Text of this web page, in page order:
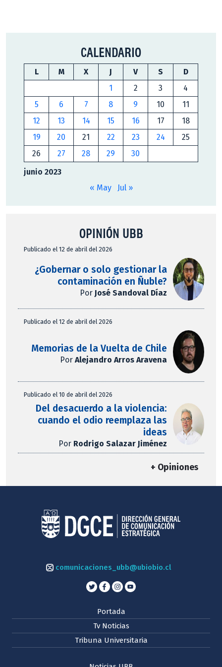
CALENDARIO
junio 2023
L M X J V S
D
1
2 3
4
5
6 7 8 9 10
11
12
13 14 15 16 17
18
19
20 21 22 23 24
25
26
27 28 29 30
« May Jul »
OPINIÓN UBB
Publicado el 12 de abril del 2026
¿Gobernar o solo gestionar la
contaminación en Ñuble?
Por José Sandoval Díaz
Publicado el 12 de abril del 2026
Memorias de la Vuelta de Chile
PorAlejandro Arros Aravena
Publicado el 10 de abril del 2026
Del desacuerdo a la violencia:
cuando el odio reemplaza las
ideas
Por Rodrigo Salazar Jiménez
+ Opiniones
comunicaciones_ubb@ubiobio.cl
Portada
Tv Noticias
Tribuna Universitaria